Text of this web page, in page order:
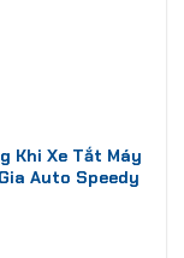
Khi Xe Tắt Máy
Auto Speedy